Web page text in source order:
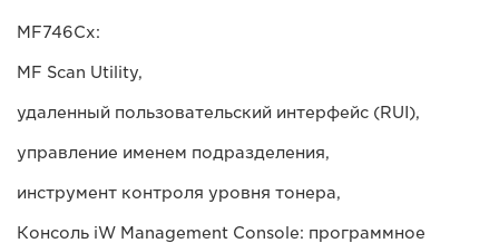
MF746Cx:
MF Scan Utility,
удаленный пользовательский интерфейс (RUI),
управление именем подразделения,
инструмент контроля уровня тонера,
Консоль iW Management Console: программное